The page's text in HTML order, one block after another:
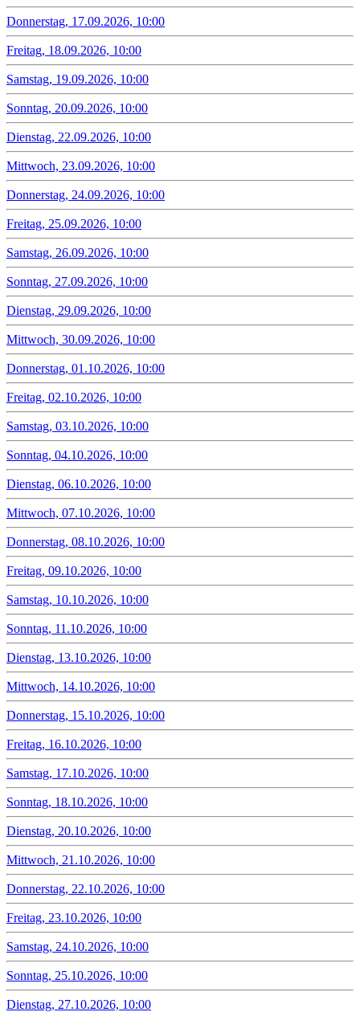
Donnerstag, 17.09.2026, 10:00
Freitag, 18.09.2026, 10:00
Samstag, 19.09.2026, 10:00
Sonntag, 20.09.2026, 10:00
Dienstag, 22.09.2026, 10:00
Mittwoch, 23.09.2026, 10:00
Donnerstag, 24.09.2026, 10:00
Freitag, 25.09.2026, 10:00
Samstag, 26.09.2026, 10:00
Sonntag, 27.09.2026, 10:00
Dienstag, 29.09.2026, 10:00
Mittwoch, 30.09.2026, 10:00
Donnerstag, 01.10.2026, 10:00
Freitag, 02.10.2026, 10:00
Samstag, 03.10.2026, 10:00
Sonntag, 04.10.2026, 10:00
Dienstag, 06.10.2026, 10:00
Mittwoch, 07.10.2026, 10:00
Donnerstag, 08.10.2026, 10:00
Freitag, 09.10.2026, 10:00
Samstag, 10.10.2026, 10:00
Sonntag, 11.10.2026, 10:00
Dienstag, 13.10.2026, 10:00
Mittwoch, 14.10.2026, 10:00
Donnerstag, 15.10.2026, 10:00
Freitag, 16.10.2026, 10:00
Samstag, 17.10.2026, 10:00
Sonntag, 18.10.2026, 10:00
Dienstag, 20.10.2026, 10:00
Mittwoch, 21.10.2026, 10:00
Donnerstag, 22.10.2026, 10:00
Freitag, 23.10.2026, 10:00
Samstag, 24.10.2026, 10:00
Sonntag, 25.10.2026, 10:00
Dienstag, 27.10.2026, 10:00